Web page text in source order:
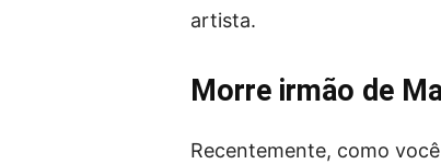
artista.
Morre irmão de
Recentemente, como